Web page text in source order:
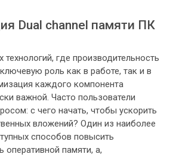
Dual channel памяти ПК
где производительность
роль как в работе, так и в
каждого компонента
важной. Часто пользователи
с чего начать, чтобы ускорить
вложений? Один из наиболее
способов повысить
оперативной памяти, а,